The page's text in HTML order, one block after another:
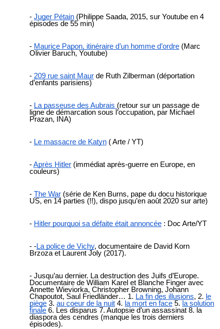
Juger Pétain (Philippe Saada, 2015, sur Youtube en 4
épisodes de 55 min)
Maurice Papon, itinéraire d’un homme d’ordre (Marc
Olivier Baruch, Youtube)
209 rue saint Maur de Ruth Zilberman (déportation
d’enfants parisiens)
La passeuse des Aubrais (retour sur un passage de
ligne de démarcation sous l’occupation, par Michael
Prazan, INA)
Le massacre de Katyn ( Arte / YT)
Après Hitler (immédiat après-guerre en Europe, en
couleurs)
The War (série de Ken Burns, pape du docu historique
US, en 14 parties (!!), dispo jusqu’en août 2020 sur arte)
Hitler pourquoi sa défaite était annoncée : Doc Arte/YT
-La police de Vichy, documentaire de David Korn
Brzoza et Laurent Joly (2017).
Jusqu’au dernier. La destruction des Juifs d’Europe.
Documentaire de William Karel et Blanche Finger avec
Annette Wieviorka, Christopher Browning, Johann
Chapoutot, Saul Friedländer… 1. La fin des illusions, 2. le
piège 3. au coeur de la nuit 4. la mort en face 5. la solution
finale 6. Les disparus 7. Autopsie d’un assassinat 8. la
diaspora des cendres (manque les trois derniers
épisodes).